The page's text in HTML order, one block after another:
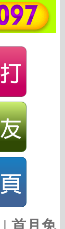
首月免